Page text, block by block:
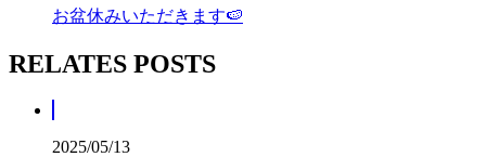
お盆休みいただきます🍉
RELATES POSTS
2025/05/13